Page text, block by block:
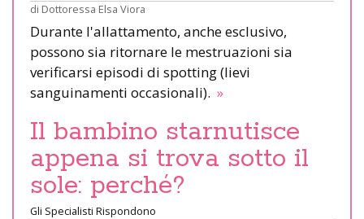
di Dottoressa Elsa Viora
Durante l'allattamento, anche esclusivo,
possono sia ritornare le mestruazioni sia
verificarsi episodi di spotting (lievi
sanguinamenti occasionali). »
Il bambino starnutisce
appena si trova sotto il
sole: perché?
Gli Specialisti Rispondono